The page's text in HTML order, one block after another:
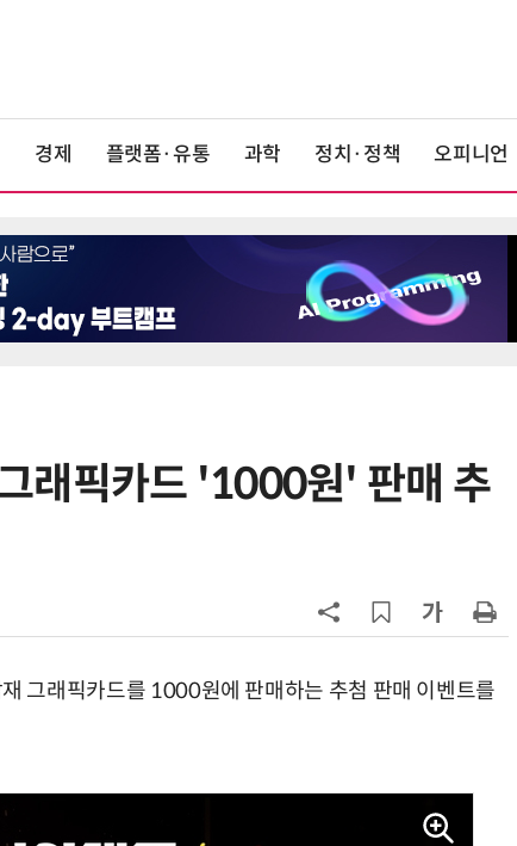
경제 플랫폼·유통 과학 정치·정책 오피니언
래픽카드 '1000원' 판매 추
그래픽카드를 1000원에 판매하는 추첨 판매 이벤트를
6
“찰떡같이 알아듣네”…카카오, '카나
박…2년치 이익 넘어서
매 300만개 돌파
“쿠팡 7월 추정 결제액 10.9% 감소”